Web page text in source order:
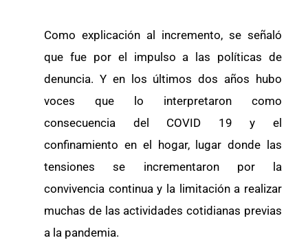
Como explicación al incremento, se señaló
que fue por el impulso a las políticas de
denuncia. Y en los últimos dos años hubo
voces que lo interpretaron como
consecuencia del COVID 19 y el
confinamiento en el hogar, lugar donde las
tensiones se incrementaron por la
convivencia continua y la limitación a realizar
muchas de las actividades cotidianas previas
a la pandemia.